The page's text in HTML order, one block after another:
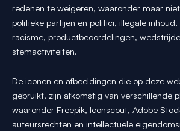
redenen te weigeren, waaronder maar
politieke partijen en politici, illegale
racisme, productbeoordelingen,
stemactiviteiten.
De iconen en afbeeldingen die op deze
gebruikt, zijn afkomstig van verschillende
waaronder Freepik, Iconscout, Adobe
auteursrechten en intellectuele